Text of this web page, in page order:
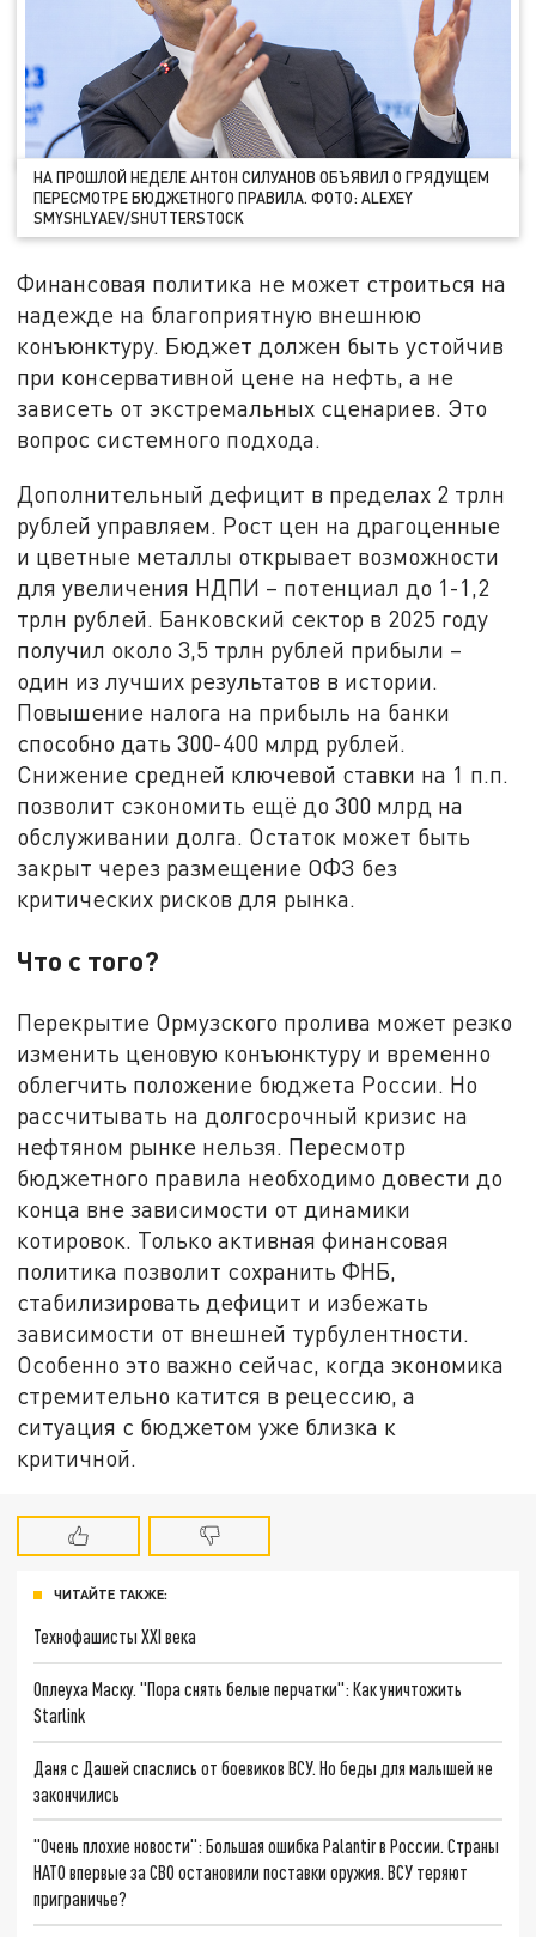
НА ПРОШЛОЙ НЕДЕЛЕ АНТОН СИЛУАНОВ ОБЪЯВИЛ О ГРЯДУЩЕМ
ПЕРЕСМОТРЕ БЮДЖЕТНОГО ПРАВИЛА. ФОТО: ALEXEY
SMYSHLYAEV/SHUTTERSTOCK
Финансовая политика не может строиться на
надежде на благоприятную внешнюю
конъюнктуру. Бюджет должен быть устойчив
при консервативной цене на нефть, а не
зависеть от экстремальных сценариев. Это
вопрос системного подхода.
Дополнительный дефицит в пределах 2 трлн
рублей управляем. Рост цен на драгоценные
и цветные металлы открывает возможности
для увеличения НДПИ – потенциал до 1-1,2
трлн рублей. Банковский сектор в 2025 году
получил около 3,5 трлн рублей прибыли –
один из лучших результатов в истории.
Повышение налога на прибыль на банки
способно дать 300-400 млрд рублей.
Снижение средней ключевой ставки на 1 п.п.
позволит сэкономить ещё до 300 млрд на
обслуживании долга. Остаток может быть
закрыт через размещение ОФЗ без
критических рисков для рынка.
Что с того?
Перекрытие Ормузского пролива может резко
изменить ценовую конъюнктуру и временно
облегчить положение бюджета России. Но
рассчитывать на долгосрочный кризис на
нефтяном рынке нельзя. Пересмотр
бюджетного правила необходимо довести до
конца вне зависимости от динамики
котировок. Только активная финансовая
политика позволит сохранить ФНБ,
стабилизировать дефицит и избежать
зависимости от внешней турбулентности.
Особенно это важно сейчас, когда экономика
стремительно катится в рецессию, а
ситуация с бюджетом уже близка к
критичной.
ЧИТАЙТЕ ТАКЖЕ:
Технофашисты XXI века
Оплеуха Маску. "Пора снять белые перчатки": Как уничтожить
Starlink
Даня с Дашей спаслись от боевиков ВСУ. Но беды для малышей не
закончились
"Очень плохие новости": Большая ошибка Palantir в России. Страны
НАТО впервые за СВО остановили поставки оружия. ВСУ теряют
приграничье?